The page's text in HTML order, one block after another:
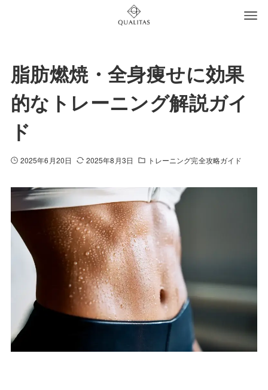
脂肪燃焼・全身痩せに効果
的なトレーニング解説ガイ
ド
2025年6月20日 2025年8月3日 トレーニング完全攻略ガイド